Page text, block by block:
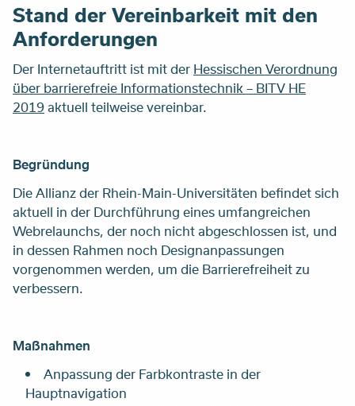
Stand der Vereinbarkeit mit den
Anforderungen
Der Internetauftritt ist mit der Hessischen Verordnung
über barrierefreie Informationstechnik – BITV HE
2019aktuell teilweise vereinbar.
Begründung
Die Allianz der Rhein-Main-Universitäten befindet sich
aktuell in der Durchführung eines umfangreichen
Webrelaunchs, der noch nicht abgeschlossen ist, und
in dessen Rahmen noch Designanpassungen
vorgenommen werden, um die Barrierefreiheit zu
verbessern.
Maßnahmen
Anpassung der Farbkontraste in der
Hauptnavigation